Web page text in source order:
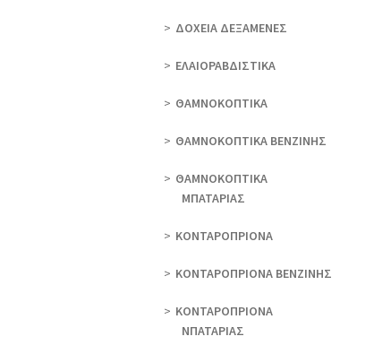
ΔΟΧΕΙΑ ΔΕΞΑΜΕΝΕΣ
ΕΛΑΙΟΡΑΒΔΙΣΤΙΚΑ
ΘAΜΝΟΚΟΠΤΙΚΑ
ΘAΜΝΟΚΟΠΤΙΚΑ ΒΕΝΖΙΝΗΣ
ΘAΜΝΟΚΟΠΤΙΚΑ
ΜΠΑΤΑΡΙΑΣ
ΚΟΝΤΑΡΟΠΡΙΟΝΑ
ΚΟΝΤΑΡΟΠΡΙΟΝΑ ΒΕΝΖΙΝΗΣ
ΚΟΝΤΑΡΟΠΡΙΟΝΑ
ΝΠΑΤΑΡΙΑΣ